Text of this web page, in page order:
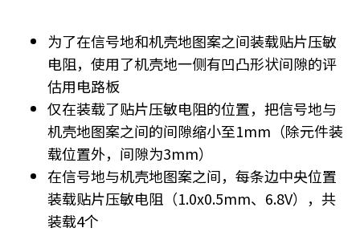
为了在信号地和机壳地图案之间装载贴片压敏
电阻，使用了机壳地一侧有凹凸形状间隙的评
估用电路板
仅在装载了贴片压敏电阻的位置，把信号地与
机壳地图案之间的间隙缩小至1mm（除元件装
载位置外，间隙为3mm）
在信号地与机壳地图案之间，每条边中央位置
装载贴片压敏电阻（1.0x0.5mm、6.8V），共
装载4个